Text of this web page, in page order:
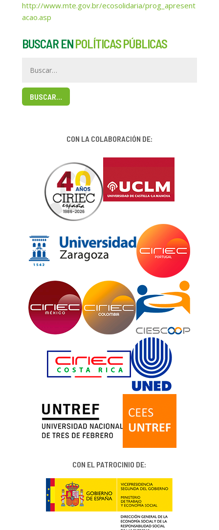
http://www.mte.gov.br/ecosolidaria/prog_apresent
acao.asp
BUSCAR ENPOLÍTICAS PÚBLICAS
BUSCAR…
CON LA COLABORACIÓN DE:
CON EL PATROCINIO DE: